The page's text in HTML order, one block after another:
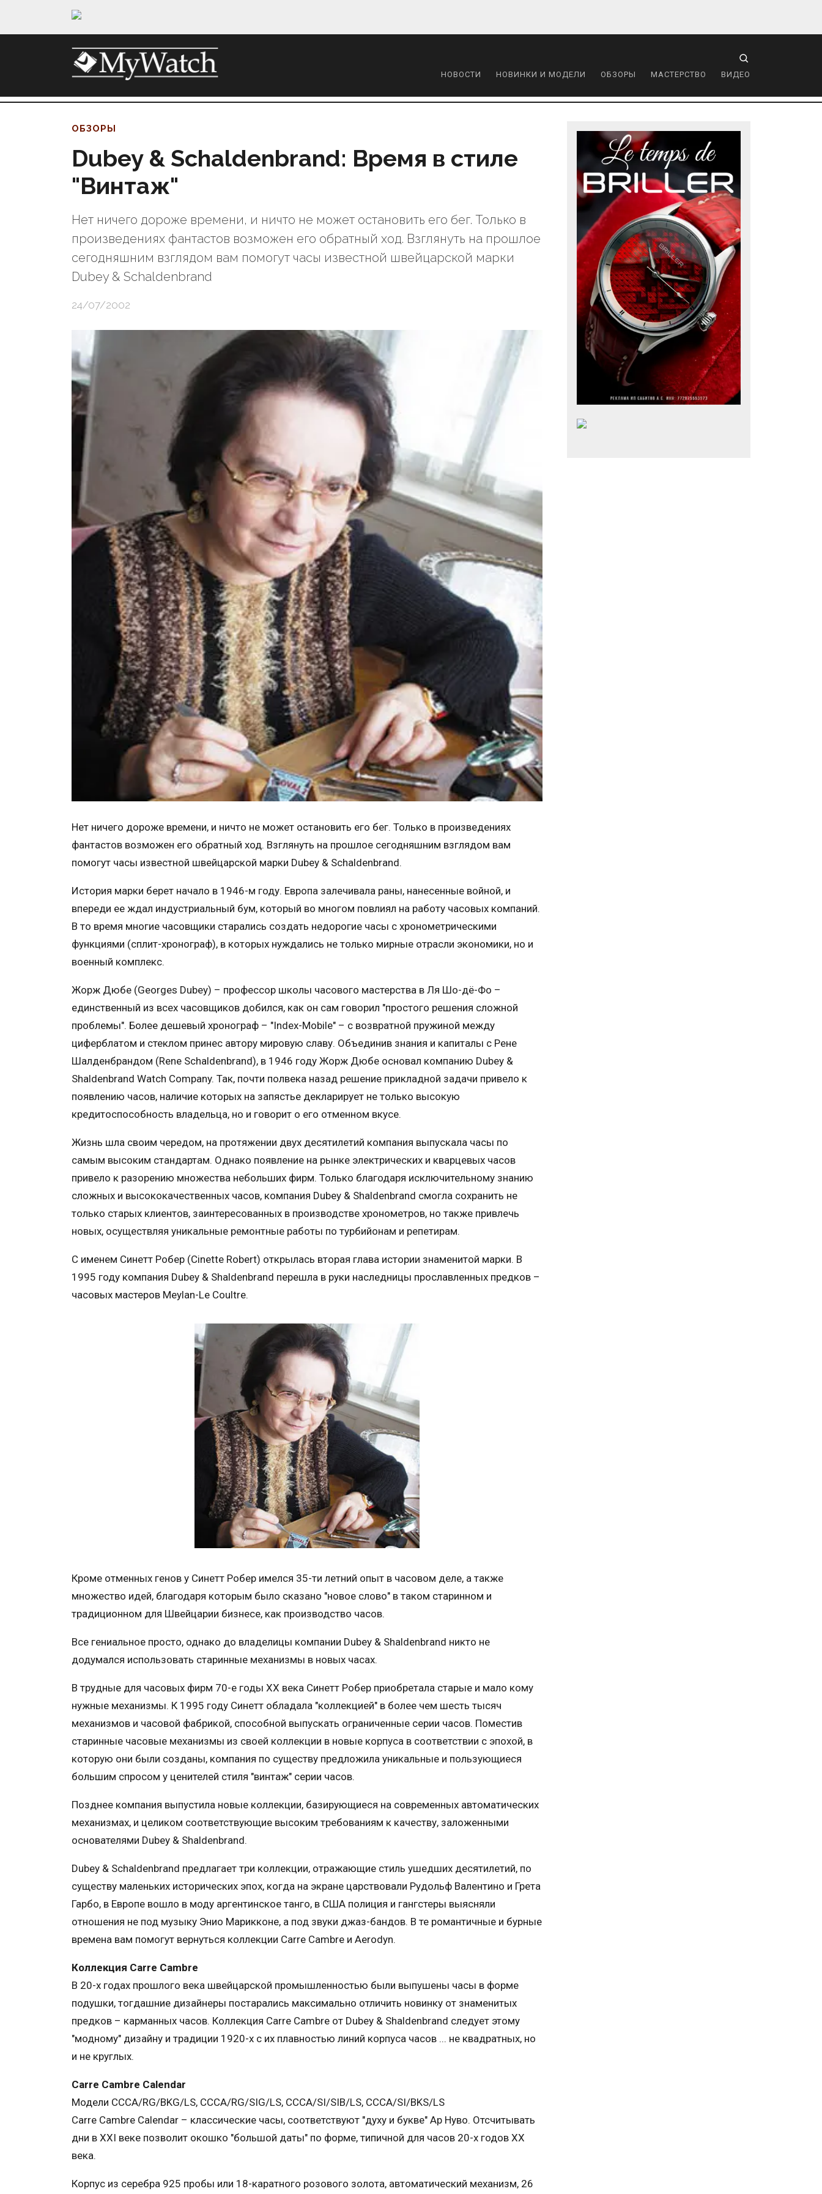
НОВОСТИ НОВИНКИ И МОДЕЛИ ОБЗОРЫ МАСТЕРСТВО ВИДЕО
ОБЗОРЫ
Dubey & Schaldenbrand: Время в стиле
"Винтаж"
Нет ничего дороже времени, и ничто не может остановить его бег. Только в
произведениях фантастов возможен его обратный ход. Взглянуть на прошлое
сегодняшним взглядом вам помогут часы известной швейцарской марки
Dubey & Schaldenbrand
24/07/2002
Нет ничего дороже времени, и ничто не может остановить его бег. Только в произведениях
фантастов возможен его обратный ход. Взглянуть на прошлое сегодняшним взглядом вам
помогут часы известной швейцарской марки Dubey & Schaldenbrand.
История марки берет начало в 1946-м году. Европа залечивала раны, нанесенные войной, и
впереди ее ждал индустриальный бум, который во многом повлиял на работу часовых компаний.
В то время многие часовщики старались создать недорогие часы с хронометрическими
функциями (сплит-хронограф), в которых нуждались не только мирные отрасли экономики, но и
военный комплекс.
Жорж Дюбе (Georges Dubey) – профессор школы часового мастерства в Ля Шо-дё-Фо –
единственный из всех часовщиков добился, как он сам говорил "простого решения сложной
проблемы". Более дешевый хронограф – "Index-Mobile" – с возвратной пружиной между
циферблатом и стеклом принес автору мировую славу. Объединив знания и капиталы с Рене
Шалденбрандом (Rene Schaldenbrand), в 1946 году Жорж Дюбе основал компанию Dubey &
Shaldenbrand Watch Company. Так, почти полвека назад решение прикладной задачи привело к
появлению часов, наличие которых на запястье декларирует не только высокую
кредитоспособность владельца, но и говорит о его отменном вкусе.
Жизнь шла своим чередом, на протяжении двух десятилетий компания выпускала часы по
самым высоким стандартам. Однако появление на рынке электрических и кварцевых часов
привело к разорению множества небольших фирм. Только благодаря исключительному знанию
сложных и высококачественных часов, компания Dubey & Shaldenbrand смогла сохранить не
только старых клиентов, заинтересованных в производстве хронометров, но также привлечь
новых, осуществляя уникальные ремонтные работы по турбийонам и репетирам.
С именем Синетт Робер (Cinette Robert) открылась вторая глава истории знаменитой марки. В
1995 году компания Dubey & Shaldenbrand перешла в руки наследницы прославленных предков –
часовых мастеров Meylan-Le Coultre.
Кроме отменных генов у Синетт Робер имелся 35-ти летний опыт в часовом деле, а также
множество идей, благодаря которым было сказано "новое слово" в таком старинном и
традиционном для Швейцарии бизнесе, как производство часов.
Все гениальное просто, однако до владелицы компании Dubey & Shaldenbrand никто не
додумался использовать старинные механизмы в новых часах.
В трудные для часовых фирм 70-е годы XX века Синетт Робер приобретала старые и мало кому
нужные механизмы. К 1995 году Синетт обладала "коллекцией" в более чем шесть тысяч
механизмов и часовой фабрикой, способной выпускать ограниченные серии часов. Поместив
старинные часовые механизмы из своей коллекции в новые корпуса в соответствии с эпохой, в
которую они были созданы, компания по существу предложила уникальные и пользующиеся
большим спросом у ценителей стиля "винтаж" серии часов.
Позднее компания выпустила новые коллекции, базирующиеся на современных автоматических
механизмах, и целиком соответствующие высоким требованиям к качеству, заложенными
основателями Dubey & Shaldenbrand.
Dubey & Schaldenbrand предлагает три коллекции, отражающие стиль ушедших десятилетий, по
существу маленьких исторических эпох, когда на экране царствовали Рудольф Валентино и Грета
Гарбо, в Европе вошло в моду аргентинское танго, в США полиция и гангстеры выясняли
отношения не под музыку Энио Марикконе, а под звуки джаз-бандов. В те романтичные и бурные
времена вам помогут вернуться коллекции Carre Cambre и Aerodyn.
Коллекция Carre Cambre
В 20-х годах прошлого века швейцарской промышленностью были выпушены часы в форме
подушки, тогдашние дизайнеры постарались максимально отличить новинку от знаменитых
предков – карманных часов. Коллекция Carre Cambre от Dubey & Shaldenbrand следует этому
"модному" дизайну и традиции 1920-х с их плавностью линий корпуса часов ... не квадратных, но
и не круглых.
Carre Cambre Calendar
Модели CCCA/RG/BKG/LS, CCCA/RG/SIG/LS, CCCA/SI/SIB/LS, CCCA/SI/BKS/LS
Carre Cambre Calendar – классические часы, соответствуют "духу и букве" Ар Нуво. Отсчитывать
дни в XXI веке позволит окошко "большой даты" по форме, типичной для часов 20-х годов XX
века.
Корпус из серебра 925 пробы или 18-каратного розового золота, автоматический механизм, 26